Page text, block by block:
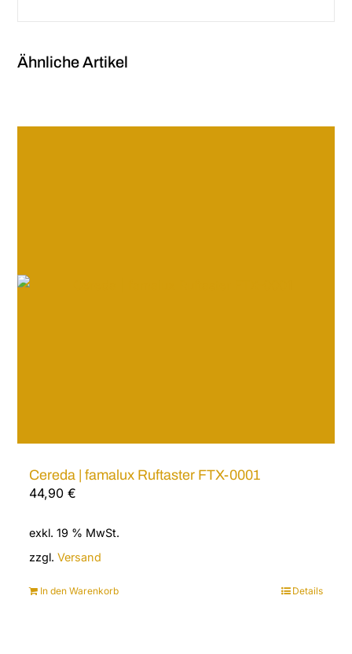
Ähnliche Artikel
Cereda | famalux Ruftaster FTX-0001
44,90€
exkl. 19 % MwSt.
zzgl.Versand
In den Warenkorb Details